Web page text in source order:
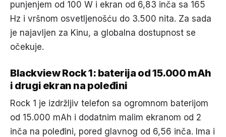
punjenjem od 100 W i ekran od 6,83 inča sa 165
Hz i vršnom osvetljenošću do 3.500 nita. Za sada
je najavljen za Kinu, a globalna dostupnost se
očekuje.
Blackview Rock 1: baterija od 15.000 mAh
i drugi ekran na poleđini
Rock 1 je izdržljiv telefon sa ogromnom baterijom
od 15.000 mAh i dodatnim malim ekranom od 2
inča na poleđini, pored glavnog od 6,56 inča. Ima i